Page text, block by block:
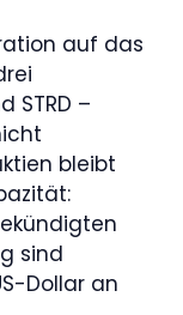
auf das
STRD –
bleibt
sind
Dollar an